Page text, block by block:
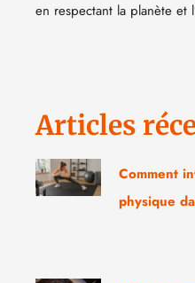
en respectant la planète et
Articles
Comment
physique